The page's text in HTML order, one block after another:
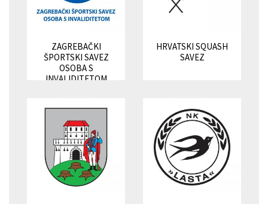
ZAGREBAČKI
ŠPORTSKI SAVEZ
OSOBA S
INVALIDITETOM
HRVATSKI SQUASH
SAVEZ